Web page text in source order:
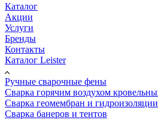
Каталог
Акции
Услуги
Бренды
Контакты
Каталог Leister
Ручные сварочные фены
Сварка горячим воздухом
Сварка геомембран и гидроизоляции
Сварка банеров и тентов